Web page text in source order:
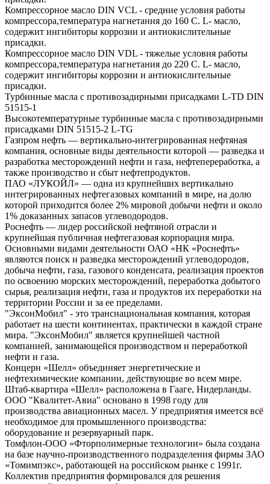
Компрессорное масло DIN VCL - средние условия работы
компрессора,температура нагнетания до 160 С. L- масло,
содержит ингибиторы коррозии и антиокислительные
присадки.
Компрессорное масло DIN VDL - тяжелые условия работы
компрессора,температура нагнетания до 220 С. L- масло,
содержит ингибиторы коррозии и антиокислительные
присадки.
Турбинные масла с противозадирными присадками L-TD DIN
51515-1
Высокотемпературные турбинные масла с противозадирными
присадками DIN 51515-2 L-TG
Газпром нефть — вертикально-интегрированная нефтяная
компания, основные виды деятельности которой — разведка и
разработка месторождений нефти и газа, нефтепереработка, а
также производство и сбыт нефтепродуктов.
ПАО «ЛУКОЙЛ» — одна из крупнейших вертикально
интегрированных нефтегазовых компаний в мире, на долю
которой приходится более 2% мировой добычи нефти и около
1% доказанных запасов углеводородов.
Роснефть — лидер российской нефтяной отрасли и
крупнейшая публичная нефтегазовая корпорация мира.
Основными видами деятельности ОАО «НК «Роснефть»
являются поиск и разведка месторождений углеводородов,
добыча нефти, газа, газового конденсата, реализация проектов
по освоению морских месторождений, переработка добытого
сырья, реализация нефти, газа и продуктов их переработки на
территории России и за ее пределами.
"ЭксонМобил" - это транснациональная компания, которая
работает на шести континентах, практически в каждой стране
мира. "ЭксонМобил" является крупнейшей частной
компанией, занимающейся производством и переработкой
нефти и газа.
Концерн «Шелл» объединяет энергетические и
нефтехимические компании, действующие во всем мире.
Штаб-квартира «Шелл» расположена в Гааге, Нидерланды.
ООО "Квалитет-Авиа" основано в 1998 году для
производства авиационных масел. У предприятия имеется всё
необходимое для промышленного производства:
оборудование и резервуарный парк.
Томфлон-ООО «Фторполимерные технологии» была создана
на базе научно-производственного подразделения фирмы ЗАО
«Томимпэкс», работающей на российском рынке с 1991г.
Коллектив предприятия формировался для решения